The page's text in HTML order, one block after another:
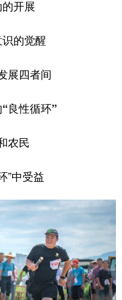
开展
的觉醒
展四者间
良性循环”
农民
”中受益